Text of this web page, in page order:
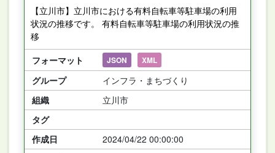
【立川市】立川市における有料自転車等駐車場の利用
状況の推移です。 有料自転車等駐車場の利用状況の推
移
フォーマット
JSON XML
グループ
インフラ・まちづくり
組織
立川市
タグ
作成日
2024/04/22 00:00:00